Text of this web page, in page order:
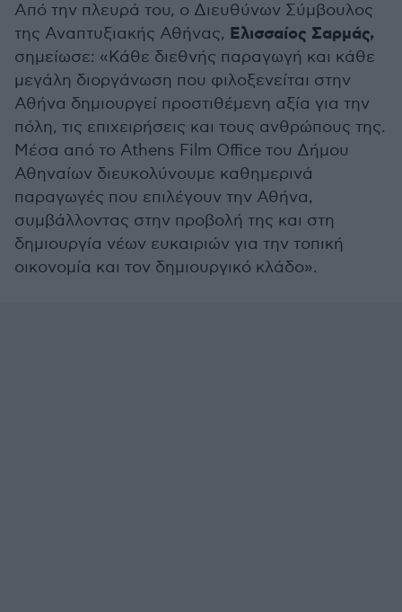
Από την πλευρά του, ο Διευθύνων Σύμβουλος
της Αναπτυξιακής Αθήνας, Ελισσαίος Σαρμάς,
σημείωσε: «Κάθε διεθνής παραγωγή και κάθε
μεγάλη διοργάνωση που φιλοξενείται στην
Αθήνα δημιουργεί προστιθέμενη αξία για την
πόλη, τις επιχειρήσεις και τους ανθρώπους της.
Μέσα από το Athens Film Office του Δήμου
Αθηναίων διευκολύνουμε καθημερινά
παραγωγές που επιλέγουν την Αθήνα,
συμβάλλοντας στην προβολή της και στη
δημιουργία νέων ευκαιριών για την τοπική
οικονομία και τον δημιουργικό κλάδο».